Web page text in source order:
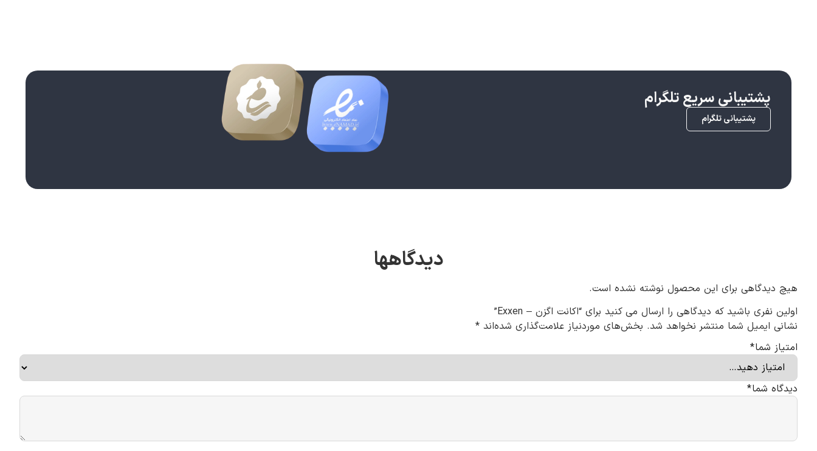
پشتیبانی سریع تلگرام
پشتیبانی تلگرام
دیدگاهها
هیچ دیدگاهی برای این محصول نوشته نشده است.
اولین نفری باشید که دیدگاهی را ارسال می کنید برای “اکانت اگزن – Exxen”
نشانی ایمیل شما منتشر نخواهد شد. بخش‌های موردنیاز علامت‌گذاری شده‌اند *
امتیاز شما*
دیدگاه شما*